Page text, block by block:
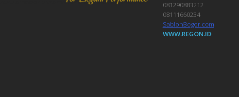
081290883212
08111660234
SablonBogor.com
WWW.REGON.ID